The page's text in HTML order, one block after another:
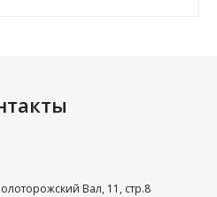
Вал, 11, стр.8